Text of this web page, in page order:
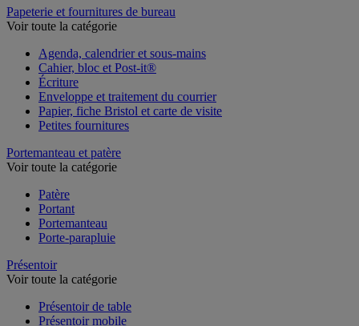
Papeterie et fournitures de bureau
Voir toute la catégorie
Agenda, calendrier et sous-mains
Cahier, bloc et Post-it®
Écriture
Enveloppe et traitement du courrier
Papier, fiche Bristol et carte de visite
Petites fournitures
Portemanteau et patère
Voir toute la catégorie
Patère
Portant
Portemanteau
Porte-parapluie
Présentoir
Voir toute la catégorie
Présentoir de table
Présentoir mobile